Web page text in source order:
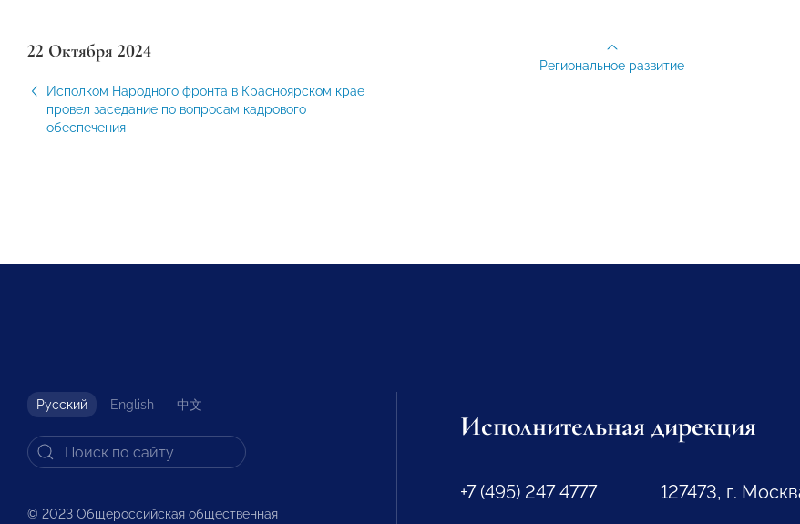
22 Октября 2024
Исполком Народного фронта в Красноярском крае
провел заседание по вопросам кадрового
обеспечения
Региональное развитие
Русский English 中文
© 2023 Общероссийская общественная
Исполнительная дирекция
+7 (495) 247 4777
127473, г.